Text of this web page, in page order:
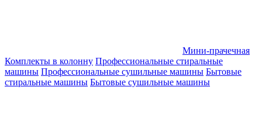
Мини-прачечная
Комплекты в колонну Профессиональные стиральные
машины Профессиональные сушильные машины Бытовые
стиральные машины Бытовые сушильные машины